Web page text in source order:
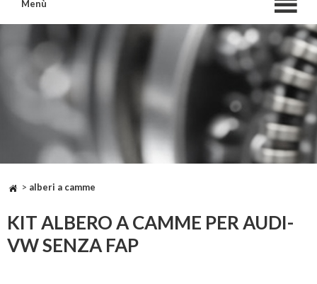
Menù
> alberi a camme
KIT ALBERO A CAMME PER AUDI-
VW SENZA FAP